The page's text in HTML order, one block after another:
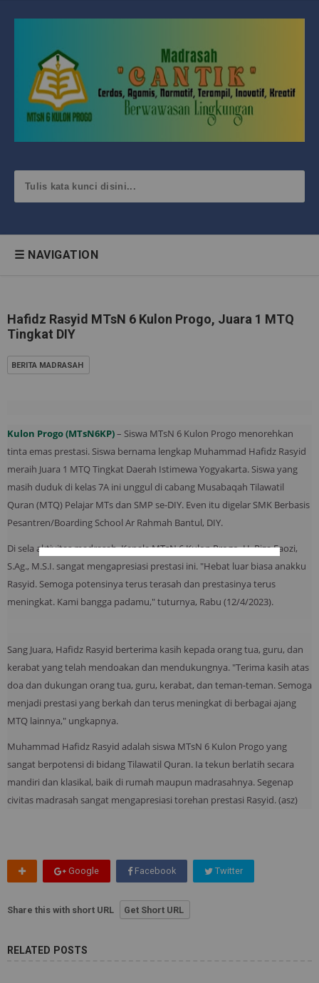
☰ NAVIGATION
Hafidz Rasyid MTsN 6 Kulon Progo, Juara 1 MTQ
Tingkat DIY
BERITA MADRASAH
Kulon Progo (MTsN6KP)– Siswa MTsN 6 Kulon Progo menorehkan
tinta emas prestasi. Siswa bernama lengkap Muhammad Hafidz Rasyid
meraih Juara 1 MTQ Tingkat Daerah Istimewa Yogyakarta. Siswa yang
masih duduk di kelas 7A ini unggul di cabang Musabaqah Tilawatil
Quran (MTQ) Pelajar MTs dan SMP se-DIY. Even itu digelar SMK Berbasis
Pesantren/Boarding School Ar Rahmah Bantul, DIY.
Di sela aktivitas madrasah, Kepala MTsN 6 Kulon Progo, H. Riza Faozi,
S.Ag., M.S.I. sangat mengapresiasi prestasi ini. "Hebat luar biasa anakku
Rasyid. Semoga potensinya terus terasah dan prestasinya terus
meningkat. Kami bangga padamu," tuturnya, Rabu (12/4/2023).
Sang Juara, Hafidz Rasyid berterima kasih kepada orang tua, guru, dan
kerabat yang telah mendoakan dan mendukungnya. "Terima kasih atas
doa dan dukungan orang tua, guru, kerabat, dan teman-teman. Semoga
menjadi prestasi yang berkah dan terus meningkat di berbagai ajang
MTQ lainnya," ungkapnya.
Muhammad Hafidz Rasyid adalah siswa MTsN 6 Kulon Progo yang
sangat berpotensi di bidang Tilawatil Quran. Ia tekun berlatih secara
mandiri dan klasikal, baik di rumah maupun madrasahnya. Segenap
civitas madrasah sangat mengapresiasi torehan prestasi Rasyid. (asz)
Google Facebook Twitter
Share this with short URL Get Short URL
RELATED POSTS